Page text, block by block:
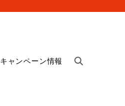
キャンペーン情報